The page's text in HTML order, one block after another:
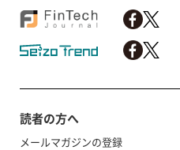
読者の方へ
メールマガジンの登録